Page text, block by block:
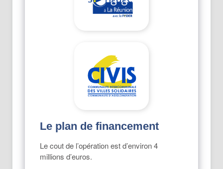
Le plan de financement
Le cout de l’opération est d’environ 4
millions d’euros.